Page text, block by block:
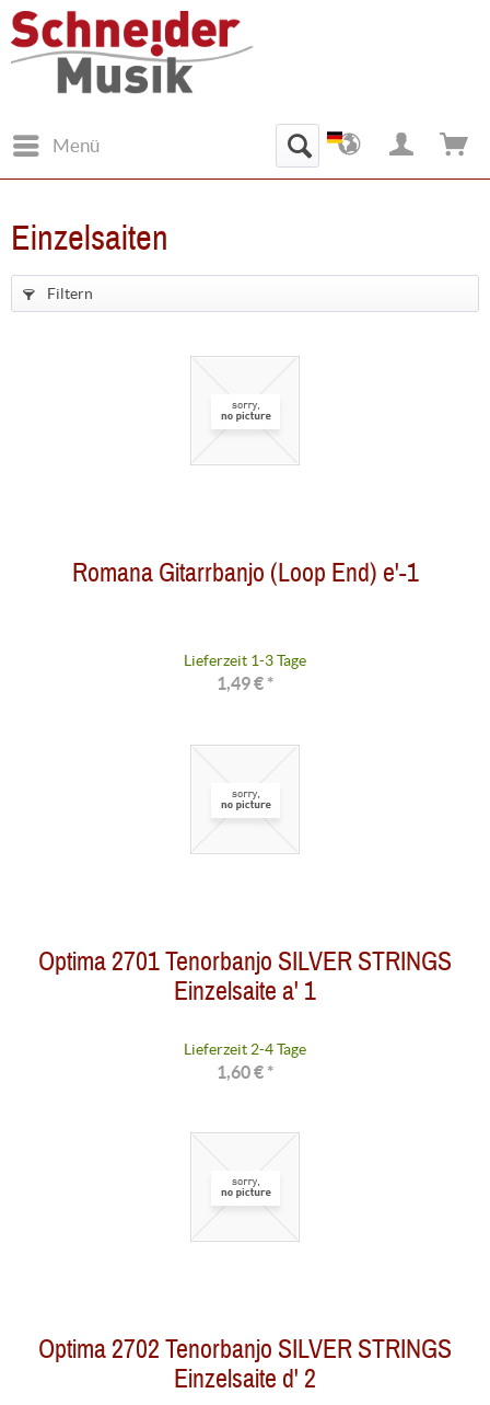
Menü
Einzelsaiten
Filtern
Romana Gitarrbanjo (Loop End) e'-1
Lieferzeit 1-3 Tage
1,49 € *
Optima 2701 Tenorbanjo SILVER STRINGS
Einzelsaite a' 1
Lieferzeit 2-4 Tage
1,60 € *
Optima 2702 Tenorbanjo SILVER STRINGS
Einzelsaite d' 2